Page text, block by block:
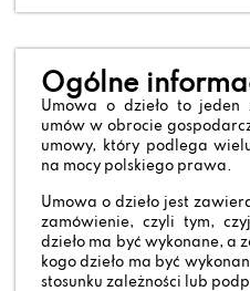
Ogólne
Umowa o dzieło to jeden
umów w obrocie
umowy, który podlega
na mocy polskiego prawa.
Umowa o dzieło jest
zamówienie, czyli tym,
dzieło ma być wykonane, a
kogo dzieło ma być
stosunku zależności lub